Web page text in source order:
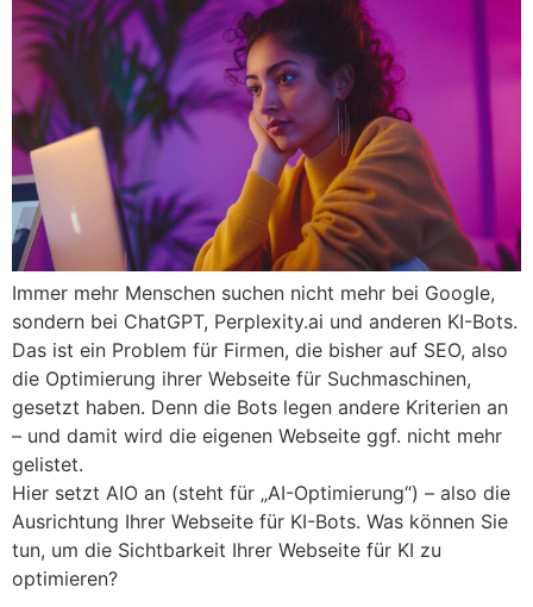
Immer mehr Menschen suchen nicht mehr bei Google,
sondern bei ChatGPT, Perplexity.ai und anderen KI-Bots.
Das ist ein Problem für Firmen, die bisher auf SEO, also
die Optimierung ihrer Webseite für Suchmaschinen,
gesetzt haben. Denn die Bots legen andere Kriterien an
– und damit wird die eigenen Webseite ggf. nicht mehr
gelistet.
Hier setzt AIO an (steht für „AI-Optimierung“) – also die
Ausrichtung Ihrer Webseite für KI-Bots. Was können Sie
tun, um die Sichtbarkeit Ihrer Webseite für KI zu
optimieren?